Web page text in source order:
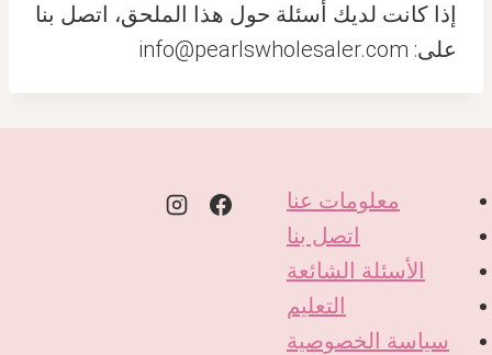
إذا كانت لديك أسئلة حول هذا الملحق، اتصل بنا
على: info@pearlswholesaler.com
معلومات عنا
اتصل بنا
الأسئلة الشائعة
التعليم
سياسة الخصوصية